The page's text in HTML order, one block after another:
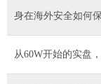
身在海外安全如何
从60W开始的实盘